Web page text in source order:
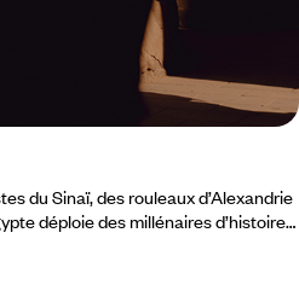
du Sinaï, des rouleaux d’Alexandrie
déploie des millénaires d’histoire
IIIᵉ siècle avant notre ère,